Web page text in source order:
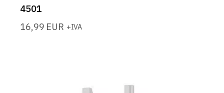
4501
16,99 EUR +IVA